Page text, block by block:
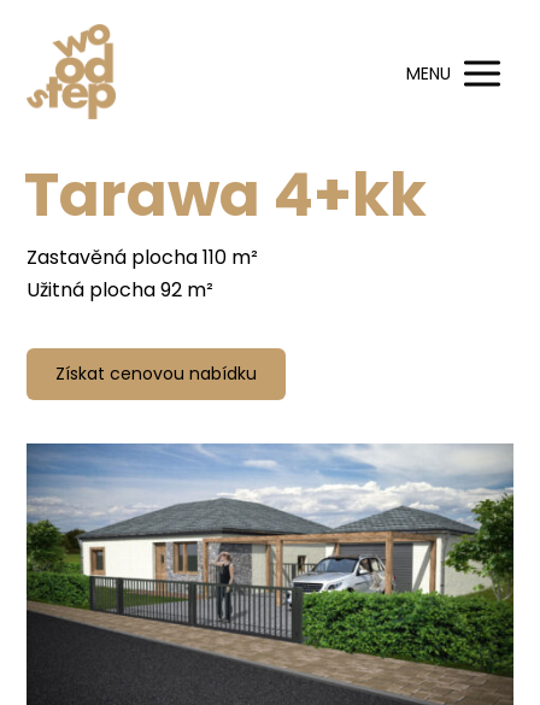
MENU
Tarawa 4+kk
Zastavěná plocha 110 m²
Užitná plocha 92 m²
Získat cenovou nabídku